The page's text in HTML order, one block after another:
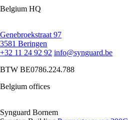
Belgium HQ
Genebroekstraat 97
3581 Beringen
+32 11 24 92 92 info@synguard.be
BTW BE0786.224.788
Belgium offices
Synguard Bornem